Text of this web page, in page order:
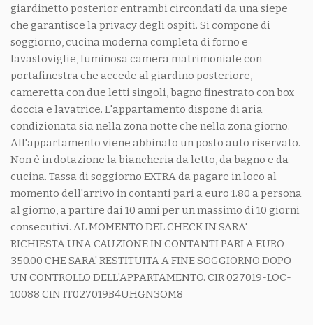
giardinetto posterior entrambi circondati da una siepe
che garantisce la privacy degli ospiti. Si compone di
soggiorno, cucina moderna completa di forno e
lavastoviglie, luminosa camera matrimoniale con
portafinestra che accede al giardino posteriore,
cameretta con due letti singoli, bagno finestrato con box
doccia e lavatrice. L'appartamento dispone di aria
condizionata sia nella zona notte che nella zona giorno.
All'appartamento viene abbinato un posto auto riservato.
Non è in dotazione la biancheria da letto, da bagno e da
cucina. Tassa di soggiorno EXTRA da pagare in loco al
momento dell'arrivo in contanti pari a euro 1.80 a persona
al giorno, a partire dai 10 anni per un massimo di 10 giorni
consecutivi. AL MOMENTO DEL CHECK IN SARA'
RICHIESTA UNA CAUZIONE IN CONTANTI PARI A EURO
350.00 CHE SARA' RESTITUITA A FINE SOGGIORNO DOPO
UN CONTROLLO DELL'APPARTAMENTO. CIR 027019-LOC-
10088 CIN IT027019B4UHGN3OM8